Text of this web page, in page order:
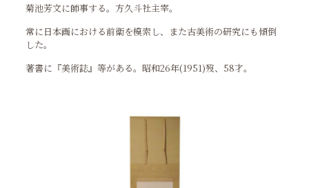
菊池芳文に師事する。方久斗社主宰。
常に日本画における前衛を模索し、また古美術の研究にも傾倒
した。
著書に『美術誌』等がある。昭和26年(1951)歿、58才。